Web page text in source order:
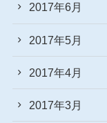
2017年6月
2017年5月
2017年4月
2017年3月